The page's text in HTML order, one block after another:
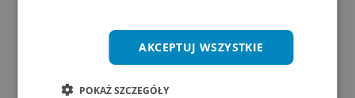
AKCEPTUJ WSZYSTKIE
POKAŻ SZCZEGÓŁY